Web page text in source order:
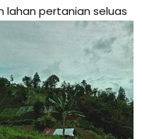
lahan pertanian seluas